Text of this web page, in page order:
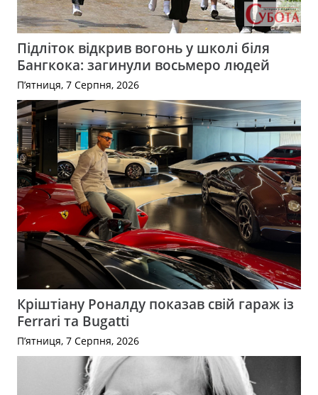
Підліток відкрив вогонь у школі біля
Бангкока: загинули восьмеро людей
П’ятниця, 7 Серпня, 2026
Кріштіану Роналду показав свій гараж із
Ferrari та Bugatti
П’ятниця, 7 Серпня, 2026